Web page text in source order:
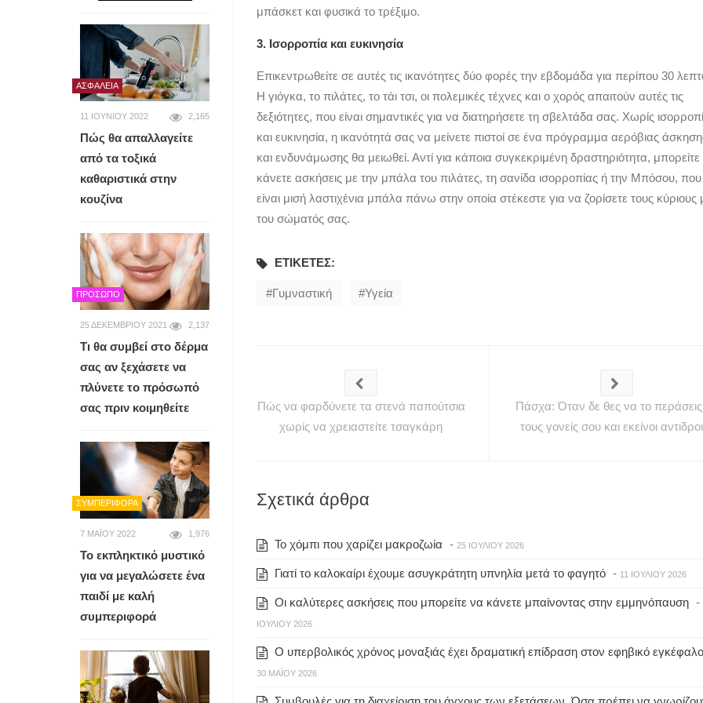
μπάσκετ και φυσικά το τρέξιμο.
3. Ισορροπία και ευκινησία
Επικεντρωθείτε σε αυτές τις ικανότητες δύο φορές την εβδομάδα για περίπου 30
Η γιόγκα, το πιλάτες, το τάι τσι, οι πολεμικές τέχνες και ο χορός απαιτούν αυτές τις
δεξιότητες, που είναι σημαντικές για να διατηρήσετε τη σβελτάδα σας. Χωρίς
και ευκινησία, η ικανότητά σας να μείνετε πιστοί σε ένα πρόγραμμα αερόβιας
και ενδυνάμωσης θα μειωθεί. Αντί για κάποια συγκεκριμένη δραστηριότητα, μπορείτε
κάνετε ασκήσεις με την μπάλα του πιλάτες, τη σανίδα ισορροπίας ή την Μπόσου, που
είναι μισή λαστιχένια μπάλα πάνω στην οποία στέκεστε για να ζορίσετε τους κύριους
του σώματός σας.
ΕΤΙΚΈΤΕΣ:
Γυμναστική Υγεία
Πώς να φαρδύνετε τα στενά παπούτσια
χωρίς να χρειαστείτε τσαγκάρη
Πάσχα: Όταν δε θες να το
τους γονείς σου και εκείνοι
Σχετικά άρθρα
To χόμπι που χαρίζει μακροζωία - 25 ΙΟΥΛΊΟΥ 2026
Γιατί το καλοκαίρι έχουμε ασυγκράτητη υπνηλία μετά το φαγητό - 11 ΙΟΥΛΊΟΥ 2026
Οι καλύτερες ασκήσεις που μπορείτε να κάνετε μπαίνοντας στην εμμηνόπαυση -
ΙΟΥΛΊΟΥ 2026
Ο υπερβολικός χρόνος μοναξιάς έχει δραματική επίδραση στον εφηβικό εγκέφαλο
30 ΜΑΪ́ΟΥ 2026
ΑΣΦΆΛΕΙΑ
11 ΙΟΥΝΊΟΥ 2022 2,165
Πώς θα απαλλαγείτε
από τα τοξικά
καθαριστικά στην
κουζίνα
ΠΡΌΣΩΠΟ
25 ΔΕΚΕΜΒΡΊΟΥ 2021 2,137
Τι θα συμβεί στο δέρμα
σας αν ξεχάσετε να
πλύνετε το πρόσωπό
σας πριν κοιμηθείτε
ΣΥΜΠΕΡΙΦΟΡΆ
7 ΜΑΪ́ΟΥ 2022 1,976
Το εκπληκτικό μυστικό
για να μεγαλώσετε ένα
παιδί με καλή
συμπεριφορά